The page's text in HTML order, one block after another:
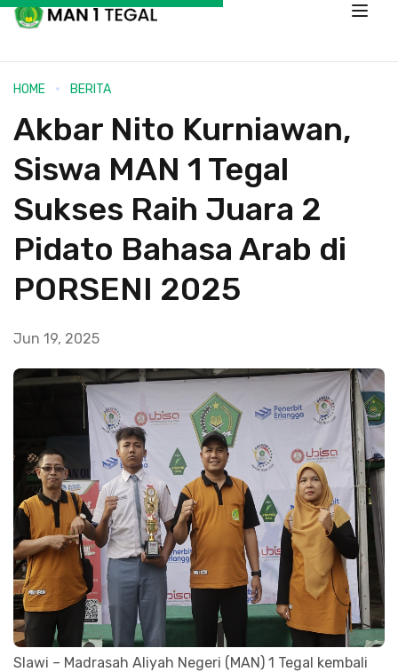
HOME BERITA
Akbar Nito Kurniawan,
Siswa MAN 1 Tegal
Sukses Raih Juara 2
Pidato Bahasa Arab di
PORSENI 2025
Jun 19, 2025
Slawi – Madrasah Aliyah Negeri (MAN) 1 Tegal kembali